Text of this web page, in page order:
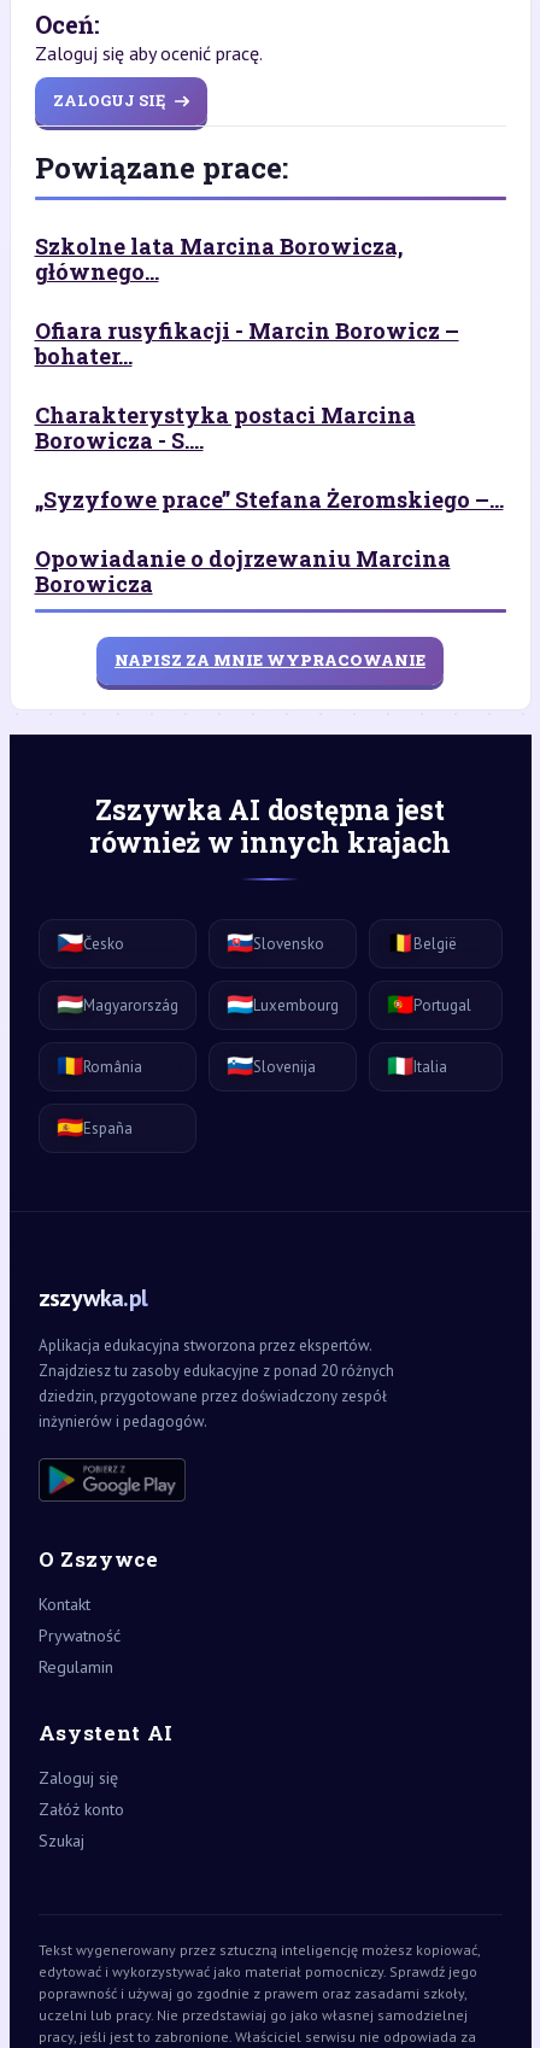
Oceń:
Zaloguj się aby ocenić pracę.
ZALOGUJ SIĘ
Powiązane prace:
Szkolne lata Marcina Borowicza,
głównego...
Ofiara rusyfikacji - Marcin Borowicz –
bohater...
Charakterystyka postaci Marcina
Borowicza - S....
„Syzyfowe prace” Stefana Żeromskiego –...
Opowiadanie o dojrzewaniu Marcina
Borowicza
NAPISZ ZA MNIE WYPRACOWANIE
Zszywka AI dostępna jest
również w innych krajach
🇨🇿Česko 🇸🇰Slovensko 🇧🇪België
🇭🇺Magyarország 🇱🇺Luxembourg 🇵🇹Portugal
🇷🇴România 🇸🇮Slovenija 🇮🇹Italia
🇪🇸España
zszywka.pl
Aplikacja edukacyjna stworzona przez ekspertów.
Znajdziesz tu zasoby edukacyjne z ponad 20 różnych
dziedzin, przygotowane przez doświadczony zespół
inżynierów i pedagogów.
O Zszywce
Kontakt
Prywatność
Regulamin
Asystent AI
Zaloguj się
Załóż konto
Szukaj
Tekst wygenerowany przez sztuczną inteligencję możesz kopiować,
edytować i wykorzystywać jako materiał pomocniczy. Sprawdź jego
poprawność i używaj go zgodnie z prawem oraz zasadami szkoły,
uczelni lub pracy. Nie przedstawiaj go jako własnej samodzielnej
pracy, jeśli jest to zabronione. Właściciel serwisu nie odpowiada za